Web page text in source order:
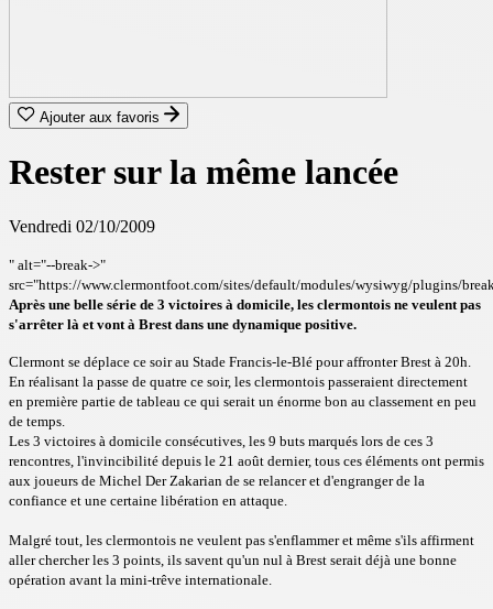
Ajouter aux favoris
Rester sur la même lancée
Vendredi 02/10/2009
" alt="--break->"
src="https://www.clermontfoot.com/sites/default/modules/wysiwyg/plugins/
Après une belle série de 3 victoires à domicile, les clermontois ne veulent pas
s'arrêter là et vont à Brest dans une dynamique positive.
Clermont se déplace ce soir au Stade Francis-le-Blé pour affronter Brest à 20h.
En réalisant la passe de quatre ce soir, les clermontois passeraient directement
en première partie de tableau ce qui serait un énorme bon au classement en peu
de temps.
Les 3 victoires à domicile consécutives, les 9 buts marqués lors de ces 3
rencontres, l'invincibilité depuis le 21 août dernier, tous ces éléments ont permis
aux joueurs de Michel Der Zakarian de se relancer et d'engranger de la
confiance et une certaine libération en attaque.
Malgré tout, les clermontois ne veulent pas s'enflammer et même s'ils affirment
aller chercher les 3 points, ils savent qu'un nul à Brest serait déjà une bonne
opération avant la mini-trêve internationale.